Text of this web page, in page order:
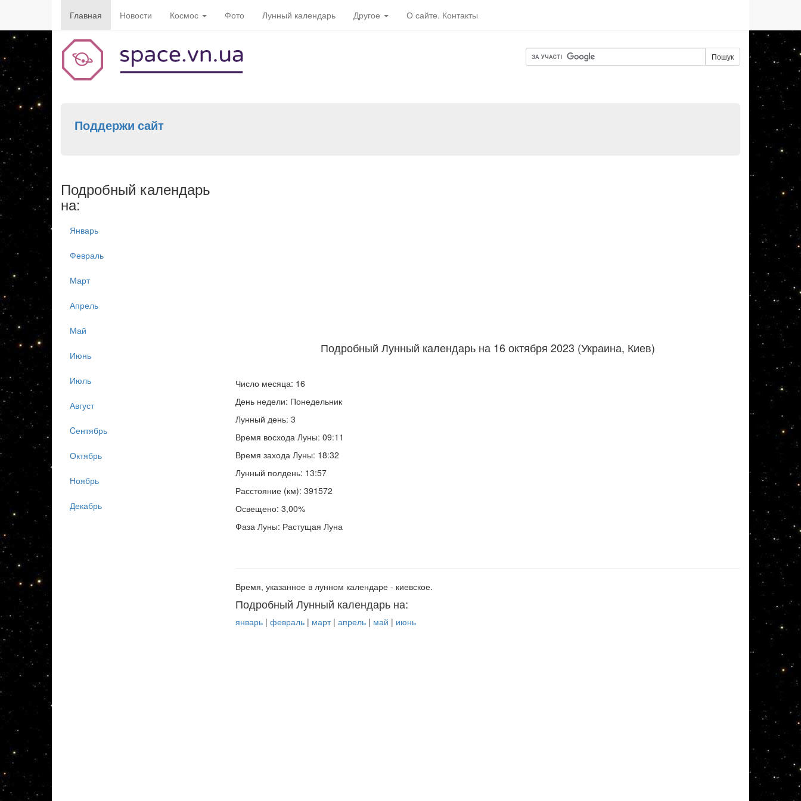
Главная Новости Космос Фото Лунный календарь Другое О сайте. Контакты
Пошук
Поддержи сайт
Подробный Лунный календарь на 16 октября 2023 (Украина, Киев)
Число месяца: 16
День недели: Понедельник
Лунный день: 3
Время восхода Луны: 09:11
Время захода Луны: 18:32
Лунный полдень: 13:57
Расстояние (км): 391572
Освещено: 3,00%
Фаза Луны: Растущая Луна
Время, указанное в лунном календаре - киевское.
Подробный Лунный календарь на:
январь| февраль| март| апрель| май | июнь
Подробный календарь
на:
Январь
Февраль
Март
Апрель
Май
Июнь
Июль
Август
Cентябрь
Октябрь
Ноябрь
Декабрь